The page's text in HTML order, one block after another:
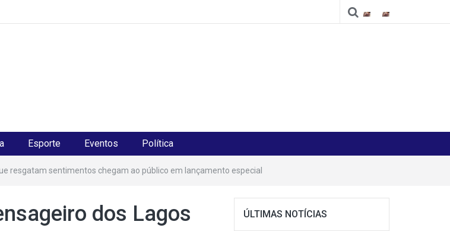
Cidade
Esporte Eventos Política
resgatam sentimentos chegam ao público em lançamento especial
dos Lagos ÚLTIMAS NOTÍCIAS